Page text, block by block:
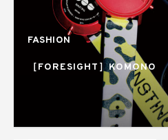
FASHION
［FORESIGHT］KOMONO